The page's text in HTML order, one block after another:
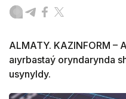
ALMATY. KAZINFORM –
aıyrbastaý oryndarynda
usynyldy.